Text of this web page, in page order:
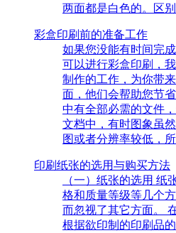
两面都是白色的。区
彩盒印刷前的准备工作
如果您没能有时间完
可以进行彩盒印刷，
制作的工作，为你带
面，他们会帮助您节
中有全部必需的文件
文档中，有时图象虽
图或者分辨率较低，
印刷纸张的选用与购买方法
（一）纸张的选用 纸
格和质量等级等几个
而忽视了其它方面。
根据欲印制的印刷品